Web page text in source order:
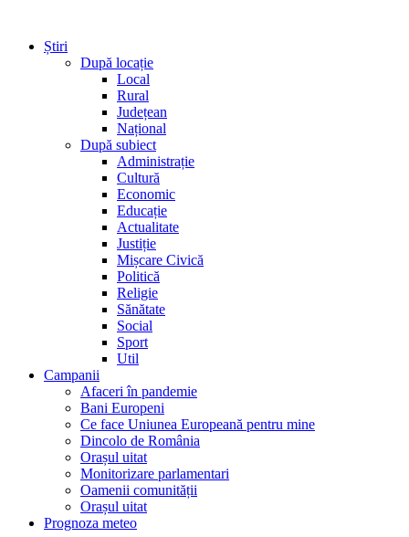
Știri
După locație
Local
Rural
Județean
Național
După subiect
Administrație
Cultură
Economic
Educație
Actualitate
Justiție
Mișcare Civică
Politică
Religie
Sănătate
Social
Sport
Util
Campanii
Afaceri în pandemie
Bani Europeni
Ce face Uniunea Europeană pentru mine
Dincolo de România
Orașul uitat
Monitorizare parlamentari
Oamenii comunității
Orașul uitat
Prognoza meteo